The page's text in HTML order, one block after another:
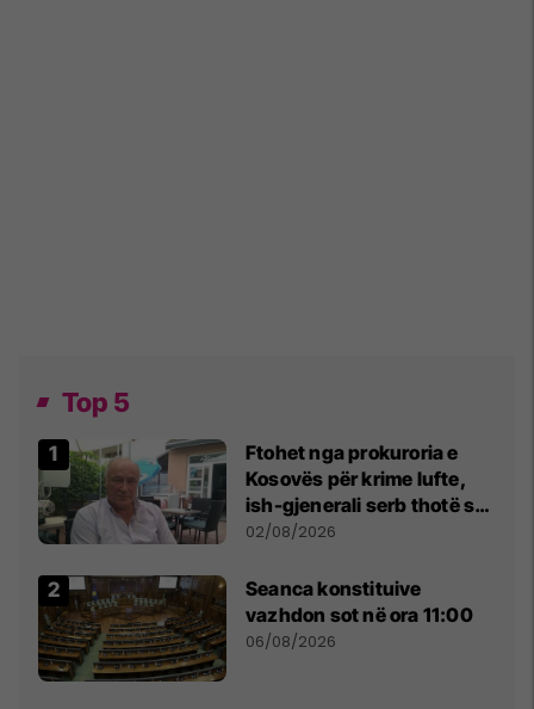
Top 5
Ftohet nga prokuroria e
Kosovës për krime lufte,
ish-gjenerali serb thotë se
dikush e tradhtoi në
02/08/2026
Seanca konstituive
vazhdon sot në ora 11:00
06/08/2026